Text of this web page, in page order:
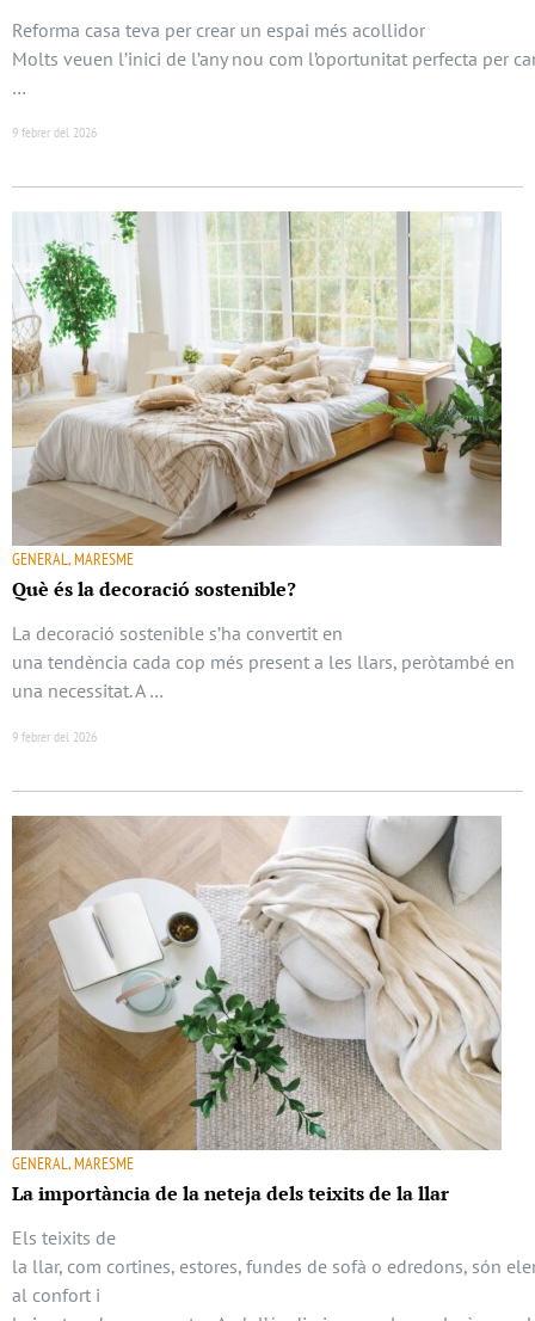
Reforma casa teva per crear un espai més acollidor
Molts veuen l’inici de l’any nou com l’oportunitat perfecta per
…
9 febrer del 2026
GENERAL, MARESME
Què és la decoració sostenible?
La decoració sostenible s’ha convertit en
una tendència cada cop més present a les llars, peròtambé en
una necessitat. A …
9 febrer del 2026
GENERAL, MARESME
La importància de la neteja dels teixits de la llar
Els teixits de
la llar, com cortines, estores, fundes de sofà o edredons, són
al confort i